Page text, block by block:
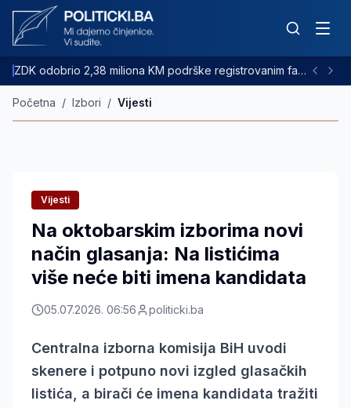
ZDK odobrio 2,38 miliona KM podrške registrovanim farmama goveda
Početna / Izbori / Vijesti
Vijesti
Na oktobarskim izborima novi
način glasanja: Na listićima
više neće biti imena kandidata
05.07.2026. 06:56 politicki.ba
Centralna izborna komisija BiH uvodi
skenere i potpuno novi izgled glasačkih
listića, a birači će imena kandidata tražiti